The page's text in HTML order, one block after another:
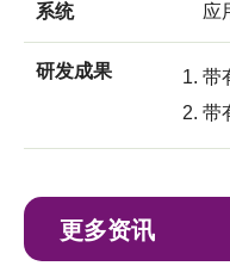
系统 应
研发成果
带
带
更多资讯